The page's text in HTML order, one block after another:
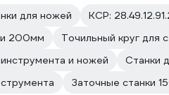
для ножей КСР:
200мм Точильный круг для
и ножей Станки
Заточные станки